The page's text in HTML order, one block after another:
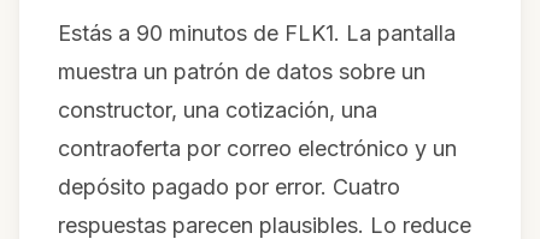
Estás a 90 minutos de FLK1. La pantalla
muestra un patrón de datos sobre un
constructor, una cotización, una
contraoferta por correo electrónico y un
depósito pagado por error. Cuatro
respuestas parecen plausibles. Lo reduce